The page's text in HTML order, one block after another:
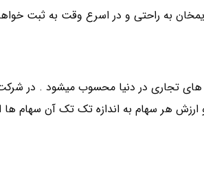
به راحتی و در اسرع وقت به ثبت
تجاری در دنیا محسوب میشود . در
هر سهام به اندازه تک تک آن سهام